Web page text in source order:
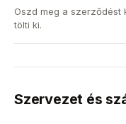
Oszd meg a szerződést
tölti ki.
Szervezet és